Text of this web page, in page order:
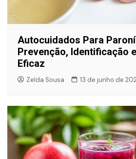
Autocuidados Para
Prevenção, Identificação
Eficaz
Zelda Sousa 13 de junho de